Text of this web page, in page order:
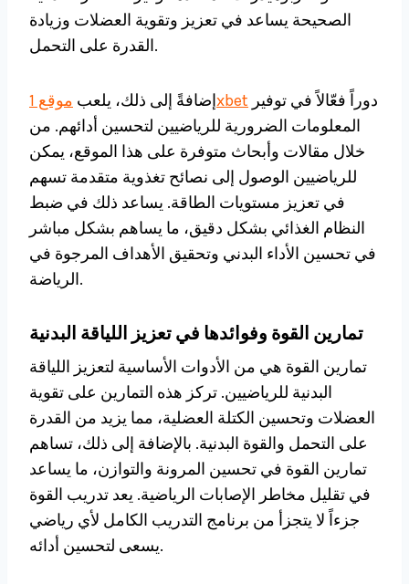
الصحيحة يساعد في تعزيز وتقوية العضلات وزيادة
القدرة على التحمل.
إضافةً إلى ذلك، يلعبموقع 1xbet
المعلومات الضرورية للرياضيين لتحسين أدائهم. من
خلال مقالات وأبحاث متوفرة على هذا الموقع، يمكن
للرياضيين الوصول إلى نصائح تغذوية متقدمة تسهم
في تعزيز مستويات الطاقة. يساعد ذلك في ضبط
النظام الغذائي بشكل دقيق، ما يساهم بشكل مباشر
في تحسين الأداء البدني وتحقيق الأهداف المرجوة في
الرياضة.
تمارين القوة وفوائدها في تعزيز اللياقة البدنية
تمارين القوة هي من الأدوات الأساسية لتعزيز اللياقة
البدنية للرياضيين. تركز هذه التمارين على تقوية
العضلات وتحسين الكتلة العضلية، مما يزيد من القدرة
على التحمل والقوة البدنية. بالإضافة إلى ذلك، تساهم
تمارين القوة في تحسين المرونة والتوازن، ما يساعد
في تقليل مخاطر الإصابات الرياضية. يعد تدريب القوة
جزءاً لا يتجزأ من برنامج التدريب الكامل لأي رياضي
يسعى لتحسين أدائه.